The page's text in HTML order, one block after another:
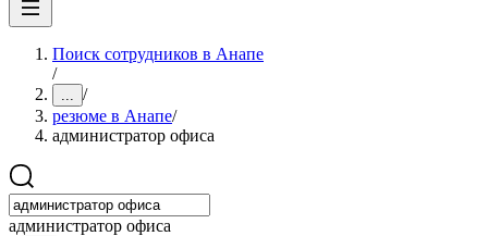
Поиск сотрудников в Анапе
/
... /
резюме в Анапе/
администратор офиса
администратор офиса